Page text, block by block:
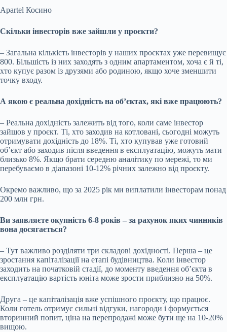
Apartel Косино
Скільки інвесторів вже зайшли у проєкти?
– Загальна кількість інвесторів у наших проєктах уже перевищує
800. Більшість із них заходять з одним апартаментом, хоча є й ті,
хто купує разом із друзями або родиною, якщо хоче зменшити
точку входу.
А якою є реальна дохідність на об’єктах, які вже працюють?
– Реальна дохідність залежить від того, коли саме інвестор
зайшов у проєкт. Ті, хто заходив на котловані, сьогодні можуть
отримувати дохідність до 18%. Ті, хто купував уже готовий
об’єкт або заходив після введення в експлуатацію, можуть мати
близько 8%. Якщо брати середню аналітику по мережі, то ми
перебуваємо в діапазоні 10-12% річних залежно від проєкту.
Окремо важливо, що за 2025 рік ми виплатили інвесторам понад
200 млн грн.
Ви заявляєте окупність 6-8 років – за рахунок яких чинників
вона досягається?
– Тут важливо розділяти три складові дохідності. Перша – це
зростання капіталізації на етапі будівництва. Коли інвестор
заходить на початковій стадії, до моменту введення об’єкта в
експлуатацію вартість юніта може зрости приблизно на 50%.
Друга – це капіталізація вже успішного проєкту, що працює.
Коли готель отримує сильні відгуки, нагороди і формується
вторинний попит, ціна на перепродажі може бути ще на 10-20%
вищою.